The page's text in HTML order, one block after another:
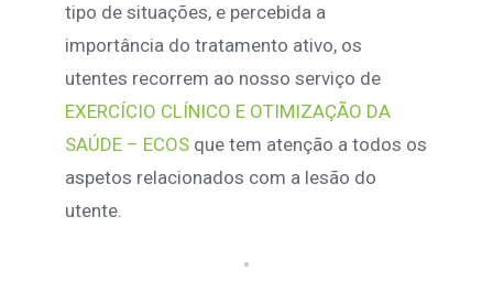
tipo de situações, e percebida a
importância do tratamento ativo, os
utentes recorrem ao nosso serviço de
EXERCÍCIO CLÍNICO E OTIMIZAÇÃO DA
SAÚDE – ECOS que tem atenção a todos os
aspetos relacionados com a lesão do
utente.